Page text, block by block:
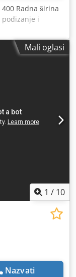
400 Radna širina
podizanje i
tradicionalnim
o/min Glavni
fi120 Dimenzije
Mali oglasi
1 / 10
Nazvati